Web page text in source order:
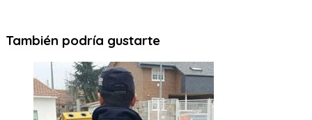
También podría gustarte